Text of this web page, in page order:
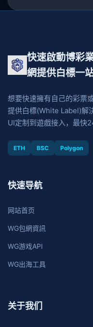
快速啟動博彩
網提供白標一
想要快速擁有自己的彩票
提供白標(White Label)解
UI定制到遊戲接入，最快
ETH BSC Polygon
快速导航
网站首页
WG包網資訊
WG游戏API
WG出海工具
关于我们